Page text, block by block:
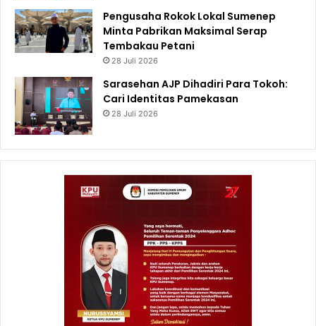
Pengusaha Rokok Lokal Sumenep
Minta Pabrikan Maksimal Serap
Tembakau Petani
28 Juli 2026
Sarasehan AJP Dihadiri Para Tokoh:
Cari Identitas Pamekasan
28 Juli 2026